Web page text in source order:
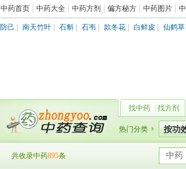
中药首页 中药大全 中药方剂 偏方秘方 中药图片
防己 南天竹叶 石斛 石韦 款冬花 白鲜皮 仙鹤草
找中药 找方剂
热门分类 按功
共收录中药895条 中药